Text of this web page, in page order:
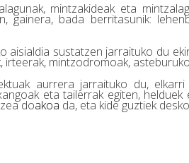
mintzakideak eta
gainera, bada berritasunik:
aisialdia sustatzen jarraituko du
mintzodromoak,
aurrera jarraituko du,
eta tailerrak egiten,
doakoa da, eta kide guztiek